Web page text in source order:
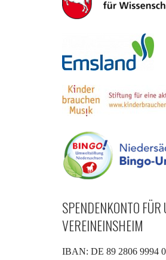
SPENDENKONTO FÜR
VEREINEINSHEIM
IBAN: DE 89 2806 9994